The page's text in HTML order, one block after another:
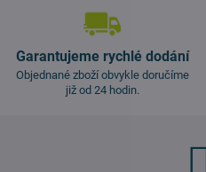
Garantujeme rychlé dodání
Objednané zboží obvykle doručíme
již od 24 hodin.